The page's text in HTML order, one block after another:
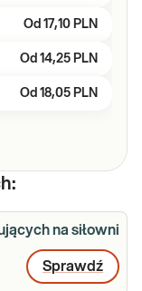
Od 17,10 PLN
Od 14,25 PLN
Od 18,05 PLN
na siłowni
Sprawdź